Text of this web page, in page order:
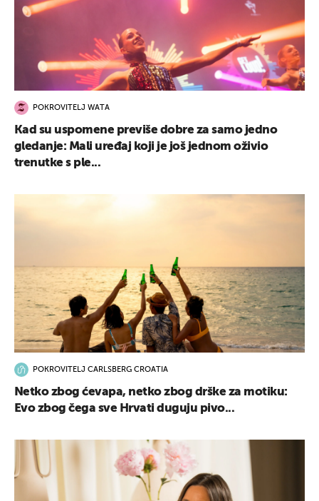
POKROVITELJ WATA
Kad su uspomene previše dobre za samo jedno
gledanje: Mali uređaj koji je još jednom oživio
trenutke s ple...
POKROVITELJ CARLSBERG CROATIA
Netko zbog ćevapa, netko zbog drške za motiku:
Evo zbog čega sve Hrvati duguju pivo...